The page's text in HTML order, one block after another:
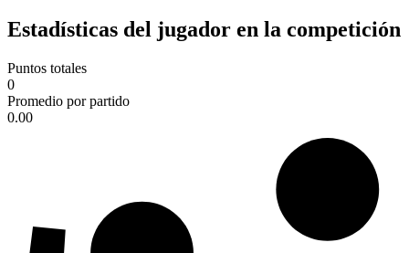
Estadísticas del jugador en la competición
Puntos totales
0
Promedio por partido
0.00